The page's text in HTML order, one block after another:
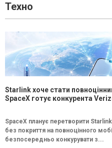
Техно
Starlink хоче стати
SpaceX готує конкурента
SpaceX планує перетворити
без покриття на повноцінного
безпосередньо конкурувати з...